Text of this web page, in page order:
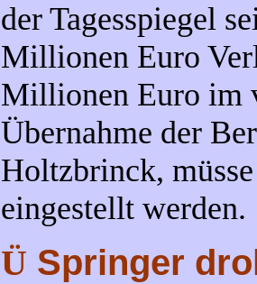
der Tagesspiegel
Millionen Euro
Millionen Euro im
Übernahme der
Holtzbrinck,
eingestellt werden.
Ü Springer